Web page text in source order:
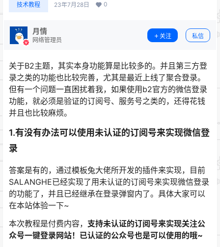
技术教程 23年7月28日 0
月情
网络管理员
关注 私信
关于B2主题，其实本身功能算是比较多的。并且第三方登
录之类的功能也比较完善，尤其是最近上线了聚合登录。
但有一个问题一直困扰着我，如果使用b2官方的微信登录
功能，就必须是验证的订阅号、服务号之类的，还得花钱
并且也比较麻烦。
1.有没有办法可以使用未认证的订阅号来实现微信登
录
答案是有的，通过模板兔大佬所开发的插件来实现，目前
SALANGHE已经实现了用未认证的订阅号来实现微信登录
的功能了，并且已经继承在登录弹窗内了。具体大家可以
在本站体验一下~
本次教程是付费内容， 支持未认证的订阅号来实现关注公
众号一键登录网站！已认证的公众号也是可以使用的哦~